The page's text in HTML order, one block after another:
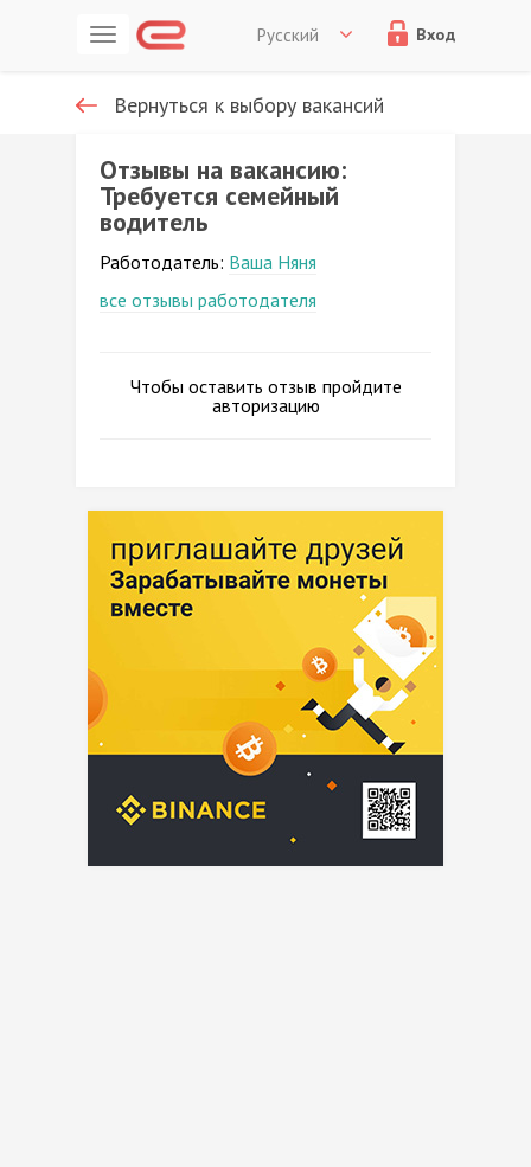
Вход
Русский
Вернуться к выбору вакансий
Отзывы на вакансию:
Требуется семейный
водитель
Работодатель: Ваша Няня
все отзывы работодателя
Чтобы оставить отзыв пройдите
авторизацию